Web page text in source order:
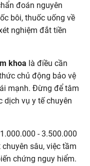
đoán nguyên
bôi, thuốc uống về
nghiệm đắt tiền
khoa là điều cần
chủ động bảo vệ
mạnh. Đừng để tâm
dịch vụ y tế chuyên
- 3.500.000
sâu, việc tầm
chứng nguy hiểm.